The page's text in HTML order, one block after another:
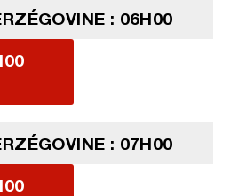
: 06H00
: 07H00